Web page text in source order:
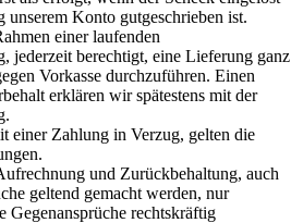
unserem Konto gutgeschrieben ist.
einer laufenden
jederzeit berechtigt, eine Lieferung ganz
Vorkasse durchzuführen. Einen
erklären wir spätestens mit der
einer Zahlung in Verzug, gelten die
und Zurückbehaltung, auch
geltend gemacht werden, nur
Gegenansprüche rechtskräftig